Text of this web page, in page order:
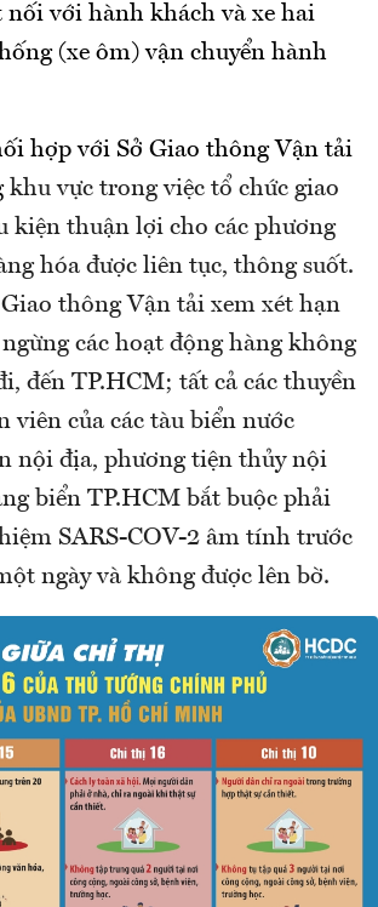
nối với hành khách và xe hai
(xe ôm) vận chuyển hành
hợp với Sở Giao thông Vận tải
khu vực trong việc tổ chức giao
kiện thuận lợi cho các phương
hóa được liên tục, thông suốt.
thông Vận tải xem xét hạn
các hoạt động hàng không
đến TP.HCM; tất cả các thuyền
viên của các tàu biển nước
nội địa, phương tiện thủy nội
biển TP.HCM bắt buộc phải
SARS-COV-2 âm tính trước
ngày và không được lên bờ.